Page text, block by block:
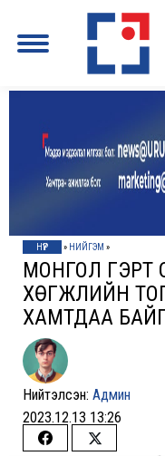
НҮҮР » НИЙГЭМ »
МОНГОЛ ГЭРТ
ХӨГЖЛИЙН
ХАМТДАА
Нийтэлсэн: Админ
2023.12.13 13:26
Share
Share